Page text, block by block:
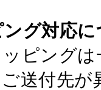
グ対応
ピング
送付先